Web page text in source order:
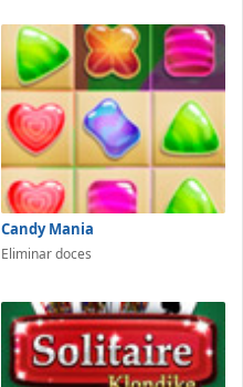
Candy Mania
Eliminar doces